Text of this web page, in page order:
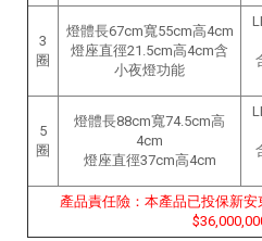
3
圈
燈體長67cm寬55cm高4cm
燈座直徑21.5cm高4cm含
小夜燈功能
5
圈
燈體長88cm寬74.5cm高
4cm
燈座直徑37cm高4cm
產品責任險：本產品已投保新